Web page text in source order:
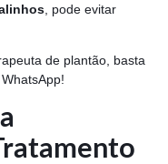
, pode evitar
de plantão, basta